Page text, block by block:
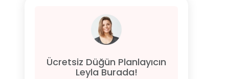
Ücretsiz Düğün Planlayıcın
Leyla Burada!